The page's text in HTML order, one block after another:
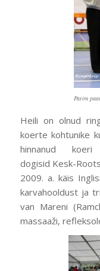
Parim
Heili on olnud
koerte kohtunike
hinnanud
dogisid Kesk-
2009. a. käis
karvahooldust ja
van Mareni
massaaži,